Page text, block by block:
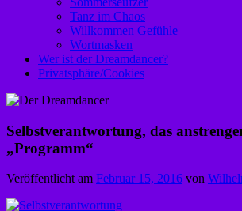
Tanz im Chaos
Willkommen Gefühle
Wortmasken
Wer ist der Dreamdancer?
Privatsphäre/Cookies
Selbstverantwortung, das
„Programm“
Veröffentlicht am Februar 15, 2016 von